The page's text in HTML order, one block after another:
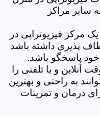
سایر مراکز
مرکز فیزیوتراپی در
پذیری داشته باشد
خود پاسخگو باشد.
آنلاین و یا تلفنی را
به راحتی و بهترین
درمان و تمرینات